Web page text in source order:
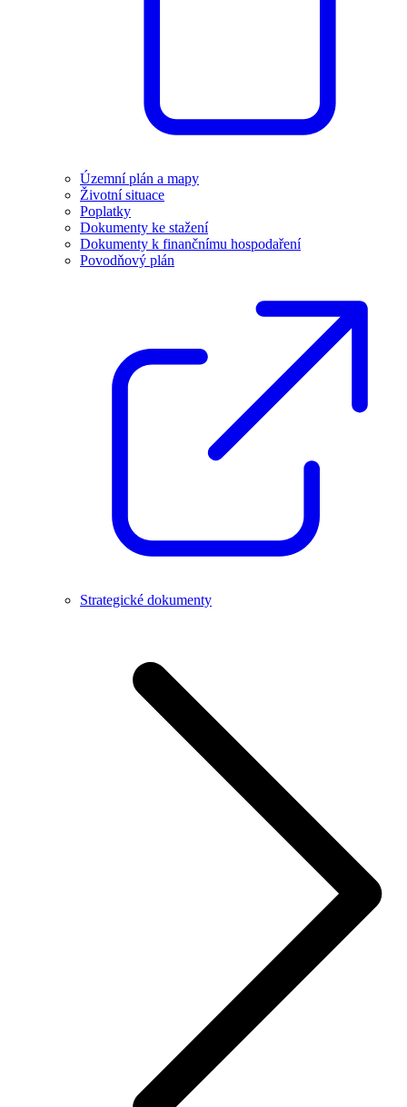
Územní plán a mapy
Životní situace
Poplatky
Dokumenty ke stažení
Dokumenty k finančnímu hospodaření
Povodňový plán
Strategické dokumenty